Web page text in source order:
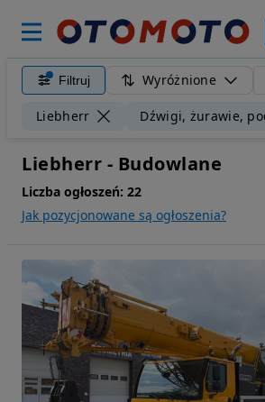
Filtruj Wyróżnione
Liebherr Dźwigi, żurawie,
Liebherr - Budowlane
Liczba ogłoszeń: 22
Jak pozycjonowane są ogłoszenia?